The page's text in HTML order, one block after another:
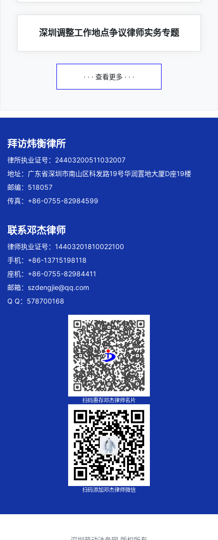
深圳调整工作地点争议律师实务专题
· · · 查看更多 · · ·
拜访炜衡律所
律所执业证号：24403200511032007
地址：广东省深圳市南山区科发路19号华润置地大厦D座19楼
邮编：518057
传真：+86-0755-82984599
联系邓杰律师
律师执业证号：14403201810022100
手机：+86-13715198118
座机：+86-0755-82984411
邮箱： szdengjie@qq.com
Q Q：578700168
扫码惠存邓杰律师名片
扫码添加邓杰律师微信